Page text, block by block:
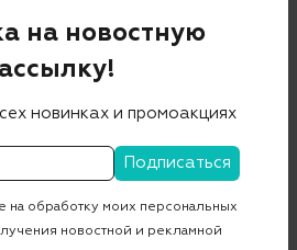
98% хлопок 2% эластан
Италия
Тунис
6Y2J01_2D44Z
в пункте выдачи
на новостную
новинках и промоакциях
обработку моих персональных
новостной и рекламной